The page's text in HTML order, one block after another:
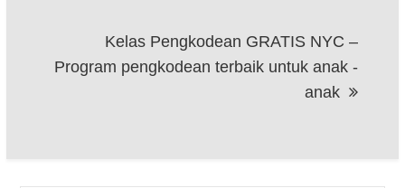
Kelas Pengkodean GRATIS NYC –
Program pengkodean terbaik untuk anak -
anak